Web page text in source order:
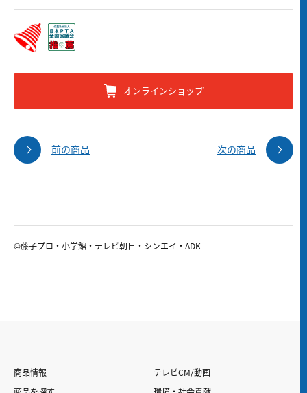
オンラインショップ
前の商品 次の商品
©藤子プロ・小学館・テレビ朝日・シンエイ・ADK
商品情報
テレビCM/動画